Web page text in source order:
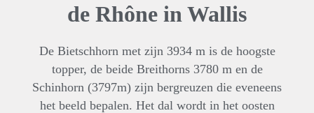
de Rhône in Wallis
De Bietschhorn met zijn 3934 m is de hoogste
topper, de beide Breithorns 3780 m en de
Schinhorn (3797m) zijn bergreuzen die eveneens
het beeld bepalen. Het dal wordt in het oosten